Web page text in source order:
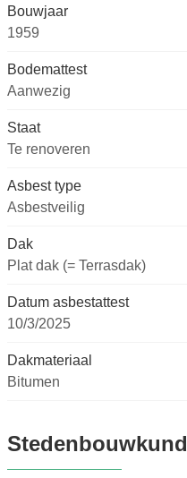
Bouwjaar
1959
Bodemattest
Aanwezig
Staat
Te renoveren
Asbest type
Asbestveilig
Dak
Plat dak (= Terrasdak)
Datum asbestattest
10/3/2025
Dakmateriaal
Bitumen